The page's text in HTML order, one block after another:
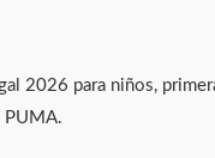
2026 para niños,
PUMA.